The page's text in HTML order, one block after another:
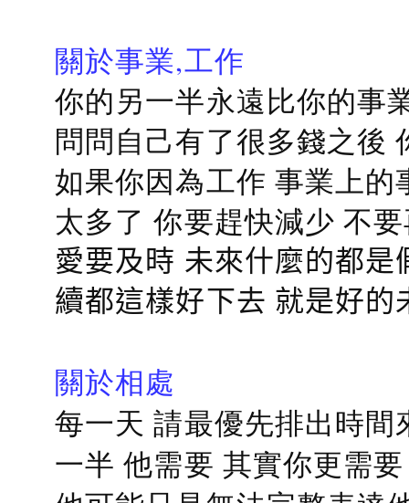
關於事業,工作
你的另一半永遠比你的事
問問自己有了很多錢之後
如果你因為工作 事業上
太多了 你要趕快減少 不
愛要及時 未來什麼的都
續都這樣好下去 就是好的
關於相處
每一天 請最優先排出時
一半 他需要 其實你更需要